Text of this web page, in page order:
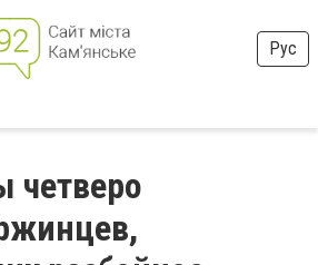
Рус
четверо